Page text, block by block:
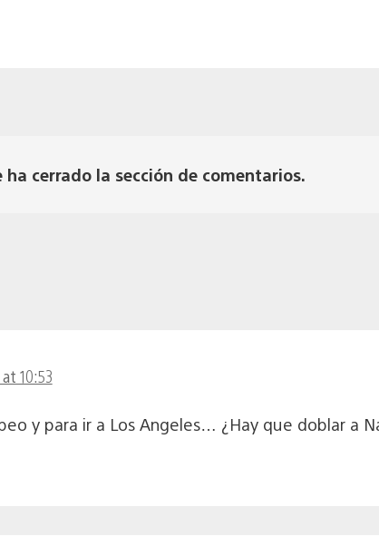
ha cerrado la sección de comentarios.
10:53
y para ir a Los Angeles… ¿Hay que doblar a